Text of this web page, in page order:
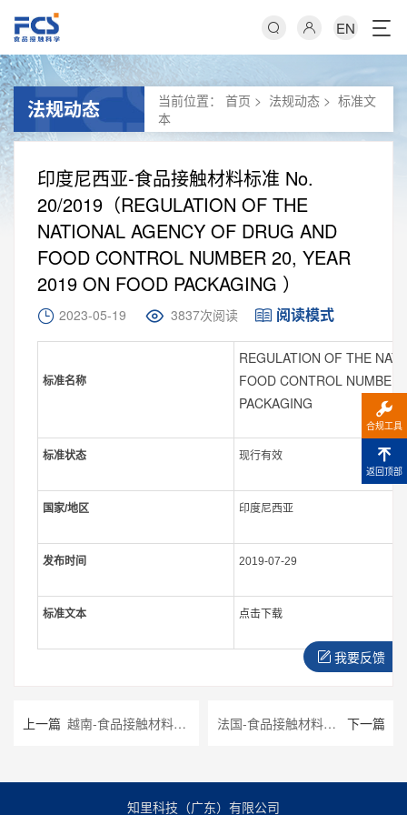
EN
法规动态 当前位置：首页 > 法规动态 >标准文
本
印度尼西亚-食品接触材料标准 No.
20/2019（REGULATION OF THE
NATIONAL AGENCY OF DRUG AND
FOOD CONTROL NUMBER 20, YEAR
2019 ON FOOD PACKAGING ）
2023-05-19 3837次阅读 阅读模式
标准名称
REGULATION OF THE
FOOD CONTROL
PACKAGING
标准状态 现行有效
国家/地区 印度尼西亚
发布时间 2019-07-29
标准文本 点击下载
我要反馈
上一篇 越南-食品接触材料法规 合集 法国-食品接触材料法规 合集 下一篇
知里科技（广东）有限公司
合规工具
返回顶部